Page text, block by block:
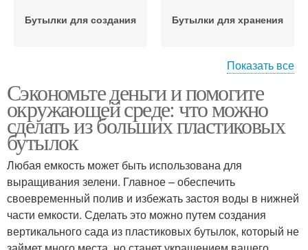
Бутылки для создания Бутылки для хранения
Бордюр из бутылок
Показать все
Сэкономьте деньги и помогите
окружающей среде: что можно
сделать из больших пластиковых
бутылок
Любая емкость может быть использована для
выращивания зелени. Главное – обеспечить
своевременный полив и избежать застоя воды в нижней
части емкости. Сделать это можно путем создания
вертикального сада из пластиковых бутылок, который не